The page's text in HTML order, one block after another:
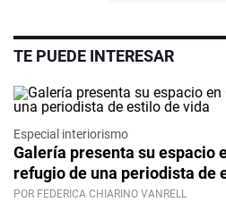
TE PUEDE INTERESAR
Especial interiorismo
Galería presenta su espacio
refugio de una periodista de
POR FEDERICA CHIARINO VANRELL